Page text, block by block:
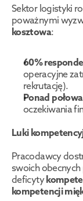
Sektor logistyki
poważnymi
kosztowa:
60%
operacyjne
rekrutację).
Ponad
oczekiwania
Luki
Pracodawcy
swoich
deficyty
kompetencji